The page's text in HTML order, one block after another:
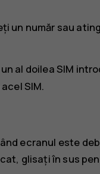
un număr sau
un al doilea SIM
SIM.
ecranul este
glisați în sus